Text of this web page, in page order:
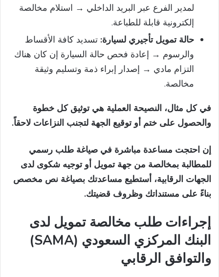
لمدير الفرع عبر البريد الداخلي → استلام مخالصة
إلكترونية قابلة للطباعة.
حالة تمويل تأجيري لسيارة: تسديد كافة الأقساط
والرسوم → إعادة فحص حالة السيارة إن كان هناك
التزام مادي → إصدار إبراء ذمة وتسليم وثيقة
مخالصة.
في كل مثال، النصيحة العملية هي توثيق كل خطوة
والحصول على ختم أو توقيع الجهة لتجنب النزاعات لاحقاً.
إن احتجت مساعدة مباشرة في صياغة طلب رسمي
للمطالبة بمخالصة من جهة تمويل أو توجيه شكوى لدى
الجهات الرقابية، أستطيع مساعدتك بصياغة نص مخصص
بناءً على مستنداتك وظروف قضيتك.
إجراءات طلب مخالصة تمويل لدى
البنك المركزي السعودي (SAMA)
والتوافق الرقابي